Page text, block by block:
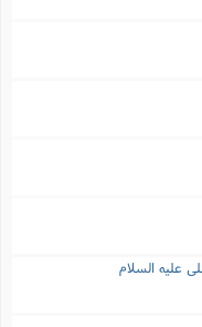
علیه السلام